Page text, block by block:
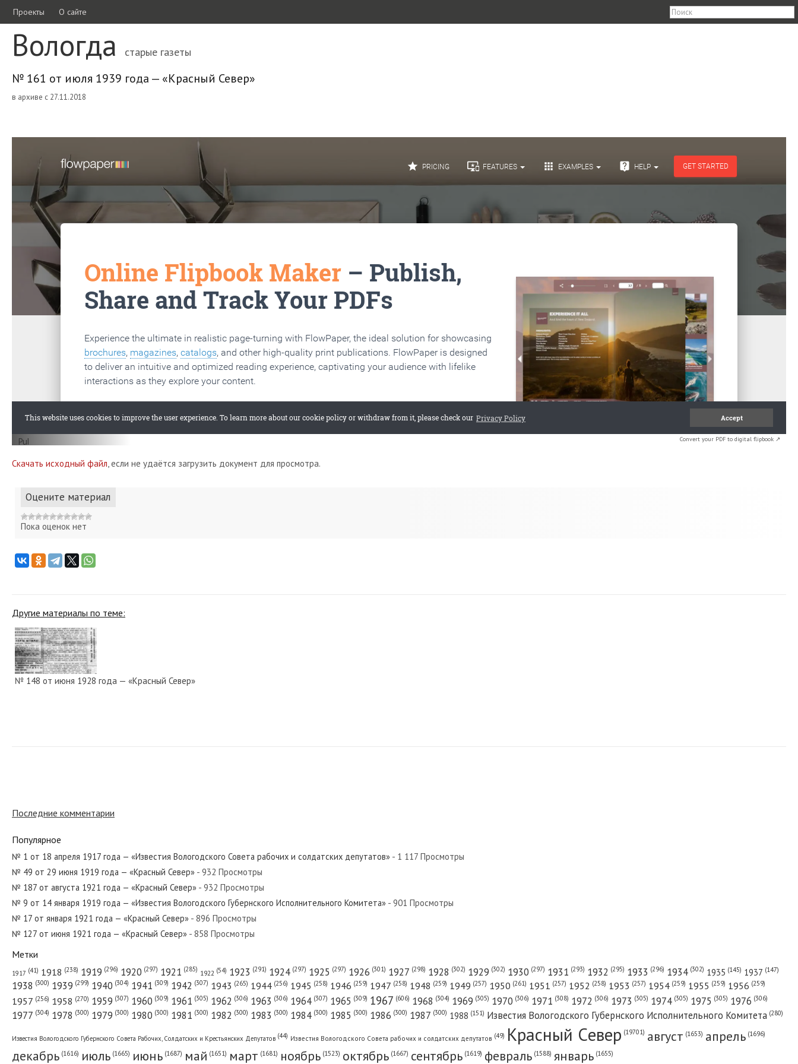
Проекты О сайте
Вологда старые газеты
№ 161 от июля 1939 года — «Красный Север»
в архиве с 27.11.2018
Convert your PDF to digital flipbook ↗
Скачать исходный файл, если не удаётся загрузить документ для просмотра.
Оцените материал
Пока оценок нет
Другие материалы по теме:
№ 148 от июня 1928 года — «Красный Север»
№ 286 от декабря 1931 года — «Красный Север»
№ 304 от декабря 1968 года — «Красный Север»
№ 220 от сентября 1920 года — «Красный Север»
Последние комментарии
Популярное
№ 1 от 18 апреля 1917 года — «Известия Вологодского Совета рабочих и солдатских депутатов» - 1 117 Просмотры
№ 49 от 29 июня 1919 года — «Красный Север» - 932 Просмотры
№ 187 от августа 1921 года — «Красный Север» - 932 Просмотры
№ 9 от 14 января 1919 года — «Известия Вологодского Губернского Исполнительного Комитета» - 901 Просмотры
№ 17 от января 1921 года — «Красный Север» - 896 Просмотры
№ 127 от июня 1921 года — «Красный Север» - 858 Просмотры
Метки
1917 (41) 1918 (238) 1919 (296) 1920 (297) 1921 (285) 1922 (54) 1923 (291) 1924 (297) 1925 (297) 1926 (301) 1927 (298) 1928 (302) 1929 (302) 1930 (297) 1931 (293) 1932 (295) 1933 (296) 1934 (302) 1935 (145) 1937 (147)
1938 (300) 1939 (299) 1940 (304) 1941 (309) 1942 (307) 1943 (265) 1944 (256) 1945 (258) 1946 (259) 1947 (258) 1948 (259) 1949 (257) 1950 (261) 1951 (257) 1952 (258) 1953 (257) 1954 (259) 1955 (259) 1956 (259)
1957 (256) 1958 (270) 1959 (307) 1960 (309) 1961 (305) 1962 (306) 1963 (306) 1964 (307) 1965 (309) 1967 (606) 1968 (304) 1969 (305) 1970 (306) 1971 (308) 1972 (306) 1973 (305) 1974 (305) 1975 (305) 1976 (306)
1977 (304) 1978 (300) 1979 (300) 1980 (300) 1981 (300) 1982 (300) 1983 (300) 1984 (300) 1985 (300) 1986 (300) 1987 (300) 1988 (151) Известия Вологодского Губернского Исполнительного Комитета (280)
Известия Вологодского Губернского Совета Рабочих, Солдатских и Крестьянских Депутатов (44) Известия Вологодского Совета рабочих и солдатских депутатов (49) Красный Cевер (19701) август (1653) апрель (1696)
декабрь (1616) июль (1665) июнь (1687) май (1651) март (1681) ноябрь (1523) октябрь (1667) сентябрь (1619) февраль (1588) январь (1655)